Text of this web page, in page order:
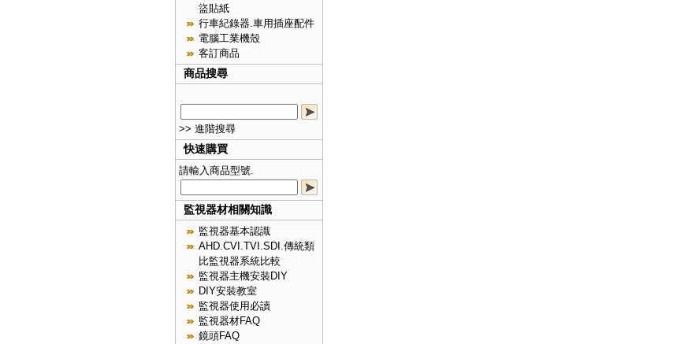
盜貼紙
行車紀錄器.車用插座配件
電腦工業機殼
客訂商品
商品搜尋
>> 進階搜尋
快速購買
請輸入商品型號.
監視器材相關知識
監視器基本認識
AHD.CVI.TVI.SDI.傳統類
比監視器系統比較
監視器主機安裝DIY
DIY安裝教室
監視器使用必讀
監視器材FAQ
鏡頭FAQ